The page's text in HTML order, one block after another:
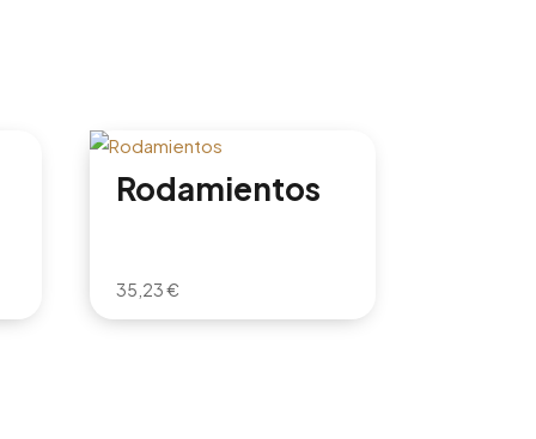
Rodamientos
35,23€